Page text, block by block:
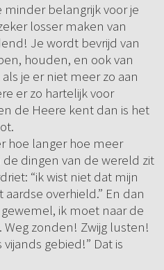
minder belangrijk voor je
losser maken van
Je wordt bevrijd van
houden, en ook van
je er niet meer zo aan
er zo hartelijk voor
de Heere kent dan is het
hoe langer hoe meer
de dingen van de wereld zit
“ik wist niet dat mijn
overhield.” En dan
ik moet naar de
zonden! Zwijg lusten!
gebied!” Dat is